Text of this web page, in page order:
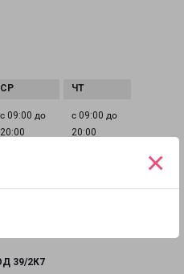
×
с 09:00 до
20:00
с 09:00 до
20:00
39/2К7